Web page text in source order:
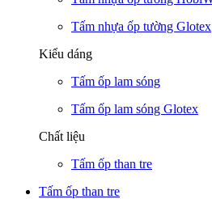
Tấm nhựa ốp tường Glotex
Kiểu dáng
Tấm ốp lam sóng
Tấm ốp lam sóng Glotex
Chất liệu
Tấm ốp than tre
Tấm ốp than tre